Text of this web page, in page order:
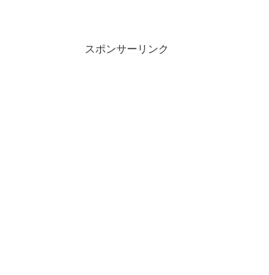
スポンサーリンク